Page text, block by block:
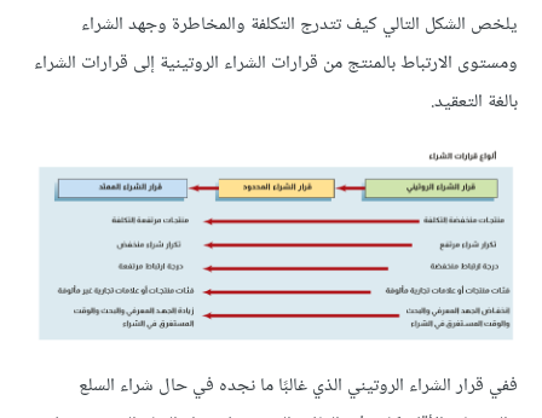
يلخص الشكل التالي كيف تتدرج التكلفة والمخاطرة وجهد الشراء
ومستوى الارتباط بالمنتج من قرارات الشراء الروتينية إلى قرارات الشراء
بالغة التعقيد.
ففي قرار الشراء الروتيني الذي غالبًا ما نجده في حال شراء السلع